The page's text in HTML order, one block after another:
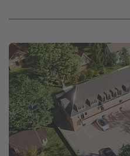
Bitte beachten Sie unsere
Ich habe die